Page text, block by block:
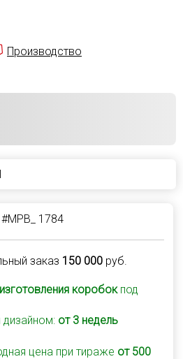
Производство
1784
заказ 150 000руб.
коробокпод
от 3 недель
цена при тираже от 500